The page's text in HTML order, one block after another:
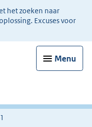
het zoeken naar
Excuses voor
Menu